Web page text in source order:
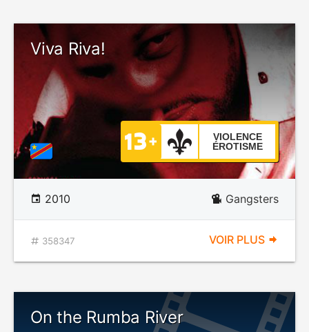
Viva Riva!
VIOLENCE
ÉROTISME
2010 Gangsters
358347 VOIR PLUS
On the Rumba River